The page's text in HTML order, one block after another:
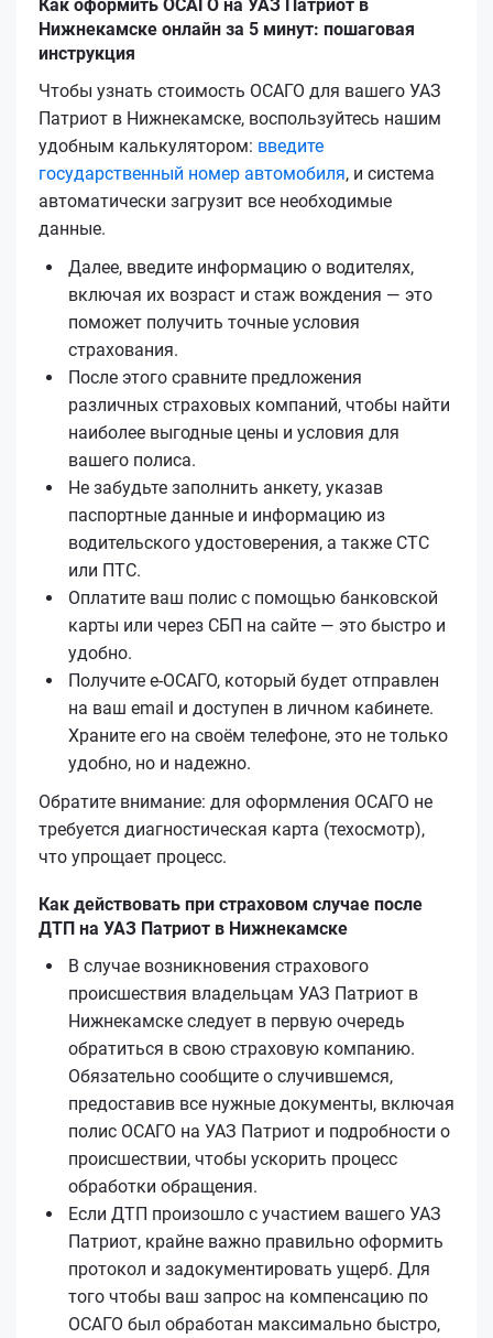
Как оформить ОСАГО на УАЗ Патриот в
Нижнекамске онлайн за 5 минут: пошаговая
инструкция
Чтобы узнать стоимость ОСАГО для вашего УАЗ
Патриот в Нижнекамске, воспользуйтесь нашим
удобным калькулятором: введите
государственный номер автомобиля, и система
автоматически загрузит все необходимые
данные.
Далее, введите информацию о водителях,
включая их возраст и стаж вождения — это
поможет получить точные условия
страхования.
После этого сравните предложения
различных страховых компаний, чтобы найти
наиболее выгодные цены и условия для
вашего полиса.
Не забудьте заполнить анкету, указав
паспортные данные и информацию из
водительского удостоверения, а также СТС
или ПТС.
Оплатите ваш полис с помощью банковской
карты или через СБП на сайте — это быстро и
удобно.
Получите е‑ОСАГО, который будет отправлен
на ваш email и доступен в личном кабинете.
Храните его на своём телефоне, это не только
удобно, но и надежно.
Обратите внимание: для оформления ОСАГО не
требуется диагностическая карта (техосмотр),
что упрощает процесс.
Как действовать при страховом случае после
ДТП на УАЗ Патриот в Нижнекамске
В случае возникновения страхового
происшествия владельцам УАЗ Патриот в
Нижнекамске следует в первую очередь
обратиться в свою страховую компанию.
Обязательно сообщите о случившемся,
предоставив все нужные документы, включая
полис ОСАГО на УАЗ Патриот и подробности о
происшествии, чтобы ускорить процесс
обработки обращения.
Если ДТП произошло с участием вашего УАЗ
Патриот, крайне важно правильно оформить
протокол и задокументировать ущерб. Для
того чтобы ваш запрос на компенсацию по
ОСАГО был обработан максимально быстро,